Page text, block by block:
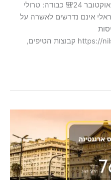
דה צ'ילה📆 תאריכים: ספטמבר – אוקטובר 24🎒 כבודה: טרולי
אינם נדרשים לאשרה על